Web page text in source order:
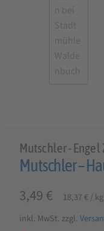
Mutschler -
Mutschler –
3,49 € 18,37 €/kg
inkl. MwSt. zzgl.